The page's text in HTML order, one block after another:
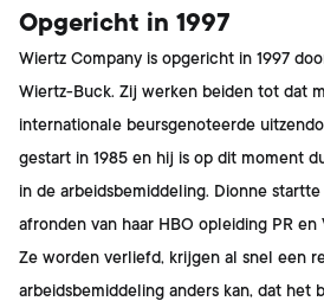
Opgericht in 1997
Wiertz Company is opgericht in 1997
Wiertz-Buck. Zij werken beiden tot dat
internationale beursgenoteerde
gestart in 1985 en hij is op dit moment
in de arbeidsbemiddeling. Dionne
afronden van haar HBO opleiding PR
Ze worden verliefd, krijgen al snel een
arbeidsbemiddeling anders kan, dat het